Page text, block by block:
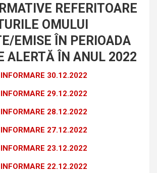
REFERITOARE
OMULUI
EMISE ÎN PERIOADA
ALERTĂ ÎN ANUL 2022
INFORMARE 30.12.2022
INFORMARE 29.12.2022
INFORMARE 28.12.2022
INFORMARE 27.12.2022
INFORMARE 23.12.2022
INFORMARE 22.12.2022